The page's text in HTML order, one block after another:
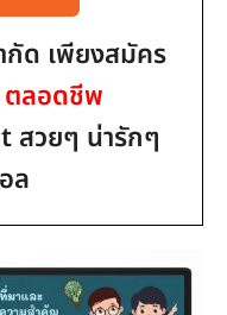
ด เพียงสมัคร
ตลอดชีพ
สวยๆ น่ารักๆ
ล